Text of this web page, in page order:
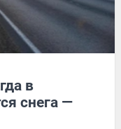
в
снега —